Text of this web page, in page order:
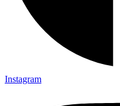
Instagram